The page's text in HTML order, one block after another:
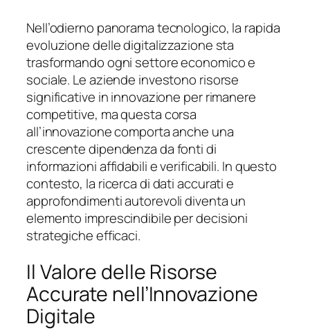
Nell’odierno panorama tecnologico, la rapida
evoluzione delle digitalizzazione sta
trasformando ogni settore economico e
sociale. Le aziende investono risorse
significative in innovazione per rimanere
competitive, ma questa corsa
all’innovazione comporta anche una
crescente dipendenza da fonti di
informazioni affidabili e verificabili. In questo
contesto, la ricerca di dati accurati e
approfondimenti autorevoli diventa un
elemento imprescindibile per decisioni
strategiche efficaci.
Il Valore delle Risorse
Accurate nell’Innovazione
Digitale